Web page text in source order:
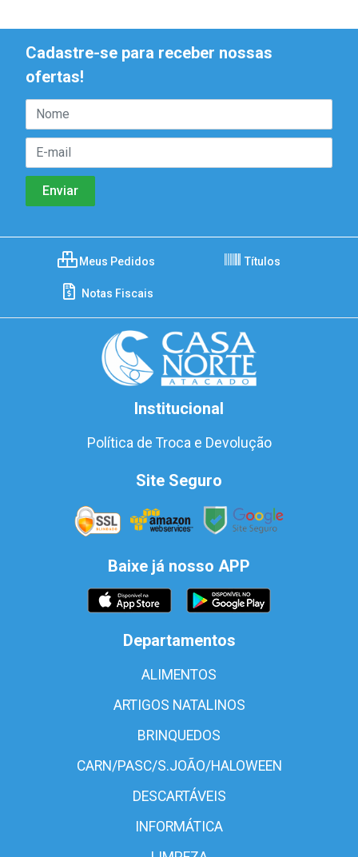
Cadastre-se para receber nossas
ofertas!
Meus Pedidos Títulos
Notas Fiscais
Institucional
Política de Troca e Devolução
Site Seguro
Baixe já nosso APP
Departamentos
ALIMENTOS
ARTIGOS NATALINOS
BRINQUEDOS
CARN/PASC/S.JOÃO/HALOWEEN
DESCARTÁVEIS
INFORMÁTICA